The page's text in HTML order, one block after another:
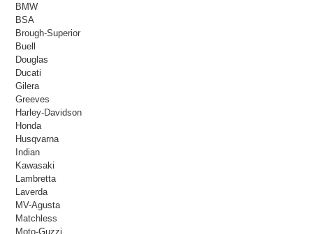
BMW
BSA
Brough-Superior
Buell
Douglas
Ducati
Gilera
Greeves
Harley-Davidson
Honda
Husqvarna
Indian
Kawasaki
Lambretta
Laverda
MV-Agusta
Matchless
Moto-Guzzi